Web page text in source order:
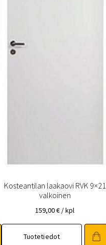
Kosteantilan laakaovi RVK 9×21
valkoinen
159,00€ / kpl
Tuotetiedot
Tällä
tuotteella